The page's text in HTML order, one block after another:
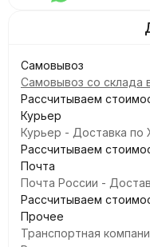
Самовывоз
Самовывоз со склада
Рассчитываем
Курьер
Курьер - Доставка по
Рассчитываем
Почта
Почта России -
Рассчитываем
Прочее
Транспортная